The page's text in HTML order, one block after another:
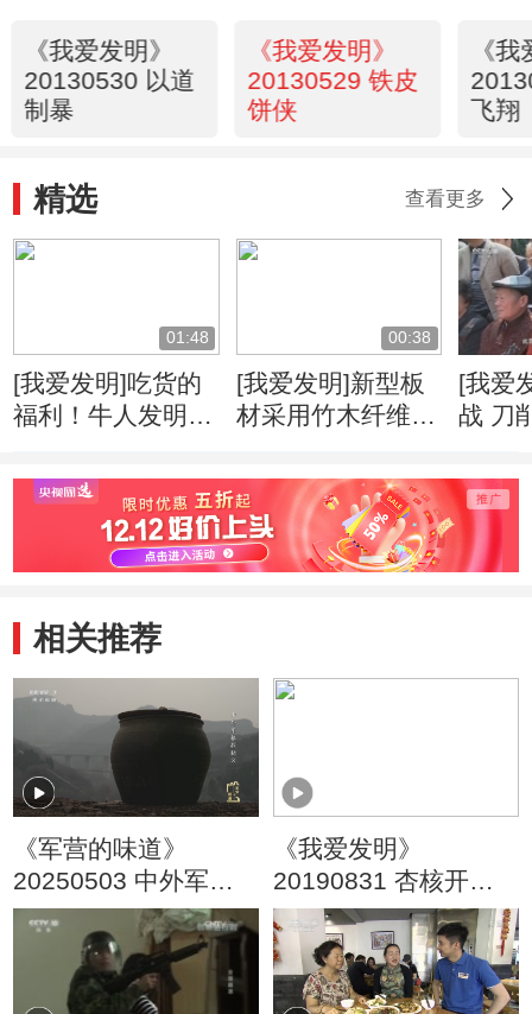
《我爱发明》
20130530 以道
制暴
《我爱发明》
20130529 铁皮
饼侠
《
飞翔
精选 查看更多
01:48
[我爱发明]吃货的
福利！牛人发明自
00:38
[我爱发明]新型板
材采用竹木纤维
输成本
[我爱
战 刀
相关推荐
《军营的味道》
20250503 中外军粮
探秘 3
《我爱发明》
20190831 杏核开口
笑